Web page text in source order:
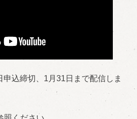
込締切、1月31日まで配信しま